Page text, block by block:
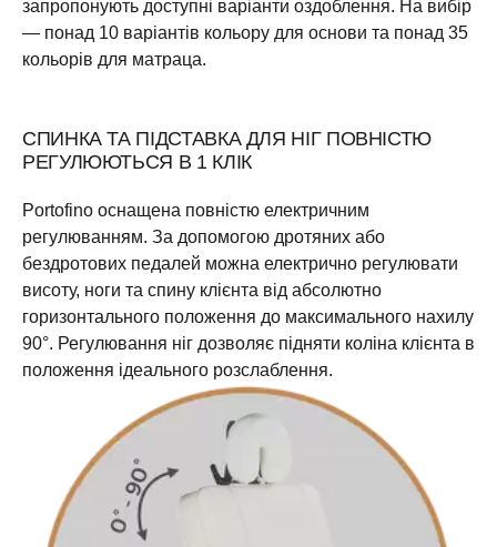
запропонують доступні варіанти оздоблення. На вибір
— понад 10 варіантів кольору для основи та понад 35
кольорів для матраца.
СПИНКА ТА ПІДСТАВКА ДЛЯ НІГ ПОВНІСТЮ
РЕГУЛЮЮТЬСЯ В 1 КЛІК
Portofino оснащена повністю електричним
регулюванням. За допомогою дротяних або
бездротових педалей можна електрично регулювати
висоту, ноги та спину клієнта від абсолютно
горизонтального положення до максимального нахилу
90°. Регулювання ніг дозволяє підняти коліна клієнта в
положення ідеального розслаблення.